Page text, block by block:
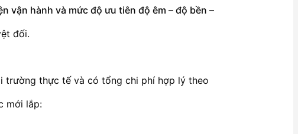
hành và mức độ ưu tiên độ êm – độ bền –
đối.
trường thực tế và có tổng chi phí hợp lý theo
mới lắp: